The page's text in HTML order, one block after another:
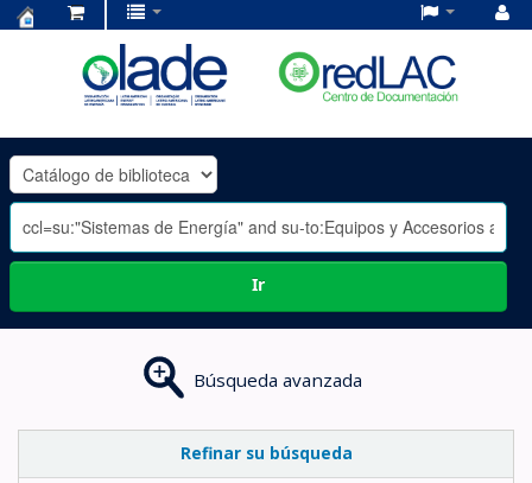
OLADE
-
Ir
Búsqueda avanzada
Refinar su búsqueda